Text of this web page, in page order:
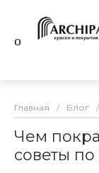
Главная / Блог /
Чем
советы